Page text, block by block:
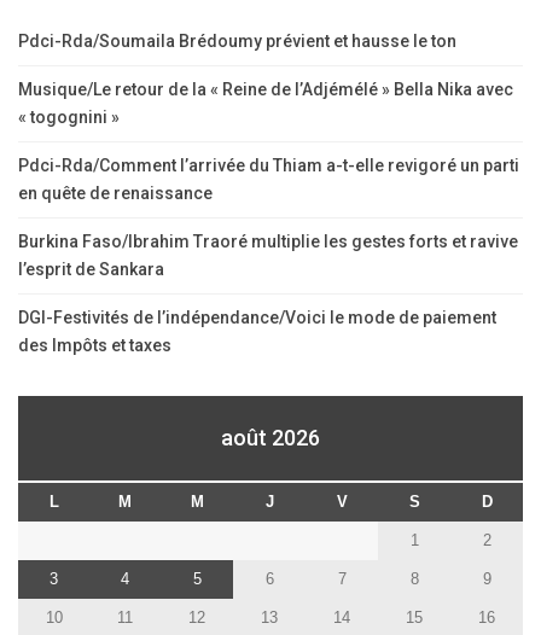
Pdci-Rda/Soumaila Brédoumy prévient et hausse le ton
Musique/Le retour de la « Reine de l’Adjémélé » Bella Nika avec
« togognini »
Pdci-Rda/Comment l’arrivée du Thiam a-t-elle revigoré un parti
en quête de renaissance
Burkina Faso/Ibrahim Traoré multiplie les gestes forts et ravive
l’esprit de Sankara
DGI-Festivités de l’indépendance/Voici le mode de paiement
des Impôts et taxes
août 2026
L M M J V S D
1 2
3 4 5 6 7 8 9
10 11 12 13 14 15 16